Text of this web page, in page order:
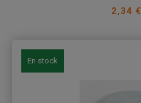
Prix
2,34 €
En stock